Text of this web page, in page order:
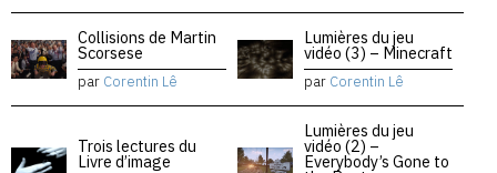
Collisions de Martin
Scorsese
par Corentin Lê
Lumières du jeu
vidéo (3) – Minecraft
par Corentin Lê
Trois lectures du
Livre d’image
Lumières du jeu
vidéo (2) –
Everybody’s Gone to